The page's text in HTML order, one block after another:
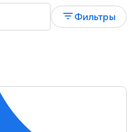
filter_listФильтры